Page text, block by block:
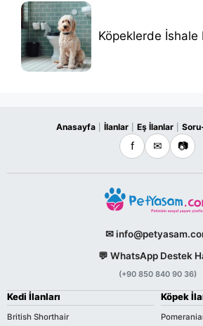
Köpeklerde İshale
Anasayfa İlanlar Eş İlanlar
f ✉ 📷
✉
💬 WhatsApp Destek
(+90 850 840 90 36)
Kedi İlanları
British Shorthair
Köpek